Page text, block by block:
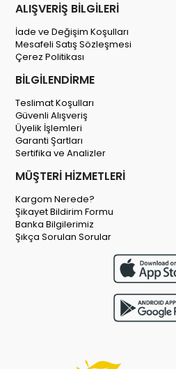
ALIŞVERİŞ BİLGİLERİ
İade ve Değişim Koşulları
Mesafeli Satış Sözleşmesi
Çerez Politikası
BİLGİLENDİRME
Teslimat Koşulları
Güvenli Alışveriş
Üyelik İşlemleri
Garanti Şartları
Sertifika ve Analizler
MÜŞTERİ HİZMETLERİ
Kargom Nerede?
Şikayet Bildirim Formu
Banka Bilgilerimiz
Şıkça Sorulan Sorular